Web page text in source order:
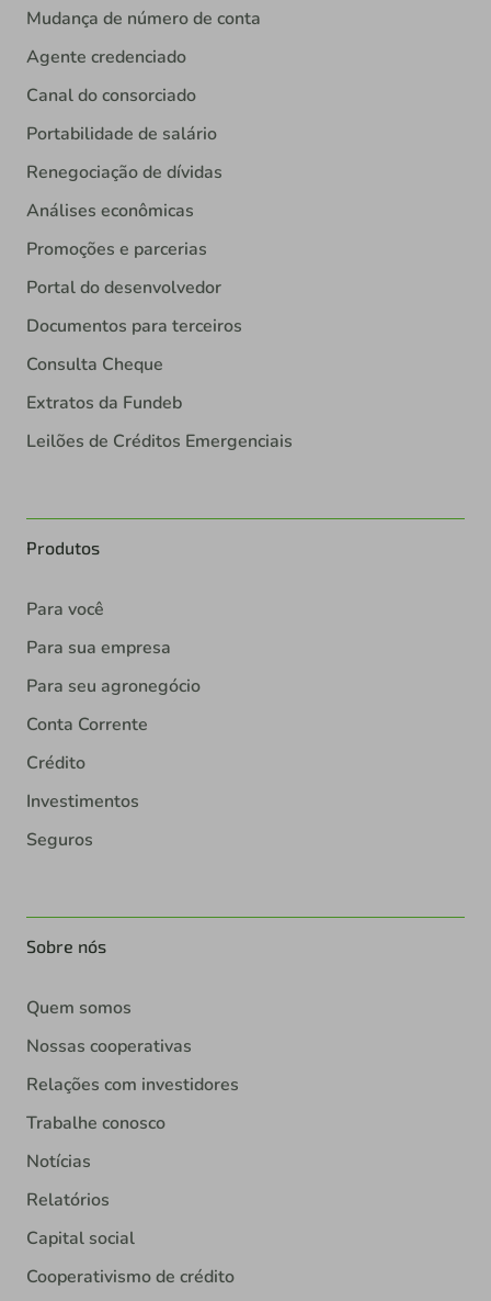
Mudança de número de conta
Agente credenciado
Canal do consorciado
Portabilidade de salário
Renegociação de dívidas
Análises econômicas
Promoções e parcerias
Portal do desenvolvedor
Documentos para terceiros
Consulta Cheque
Extratos da Fundeb
Leilões de Créditos Emergenciais
Produtos
Para você
Para sua empresa
Para seu agronegócio
Conta Corrente
Crédito
Investimentos
Seguros
Sobre nós
Quem somos
Nossas cooperativas
Relações com investidores
Trabalhe conosco
Notícias
Relatórios
Capital social
Cooperativismo de crédito